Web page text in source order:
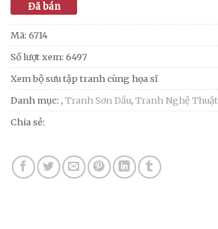
Đã bán
Mã: 6714
Số lượt xem: 6497
Xem bộ sưu tập tranh cùng họa sĩ
Danh mục: , Tranh Sơn Dầu, Tranh Nghệ Thuật
Chia sẻ: